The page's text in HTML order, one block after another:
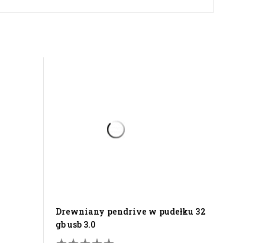
drewniany pendrive w pudełku 32
gb usb 3.0